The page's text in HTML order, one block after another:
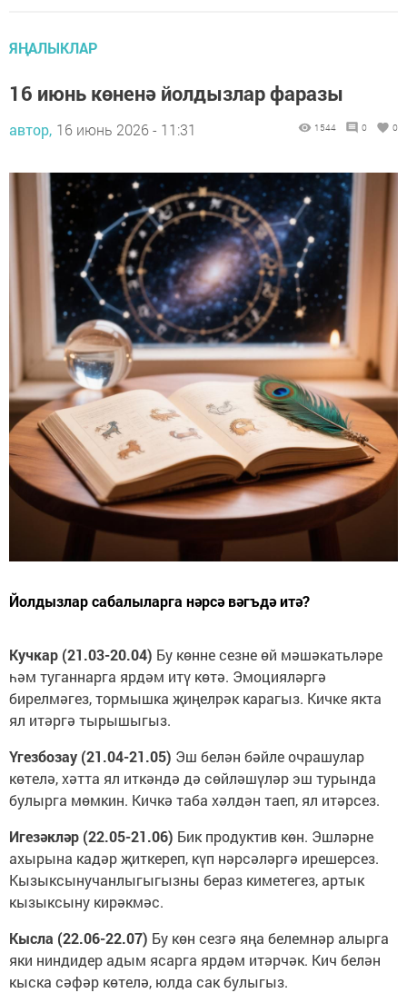
ЯҢАЛЫКЛАР
16 июнь көненә йолдызлар фаразы
автор, 16 июнь 2026 - 11:31 1544 0 0
Йолдызлар сабалыларга нәрсә вәгъдә итә?
Кучкар (21.03-20.04) Бу көнне сезне өй мәшәкатьләре
һәм туганнарга ярдәм итү көтә. Эмоцияләргә
бирелмәгез, тормышка җиңелрәк карагыз. Кичке якта
ял итәргә тырышыгыз.
Үгезбозау (21.04-21.05) Эш белән бәйле очрашулар
көтелә, хәтта ял иткәндә дә сөйләшүләр эш турында
булырга мөмкин. Кичкә таба хәлдән таеп, ял итәрсез.
Игезәкләр (22.05-21.06) Бик продуктив көн. Эшләрне
ахырына кадәр җиткереп, күп нәрсәләргә ирешерсез.
Кызыксынучанлыгыгызны бераз киметегез, артык
кызыксыну кирәкмәс.
Кысла (22.06-22.07) Бу көн сезгә яңа белемнәр алырга
яки ниндидер адым ясарга ярдәм итәрчәк. Кич белән
кыска сәфәр көтелә, юлда сак булыгыз.